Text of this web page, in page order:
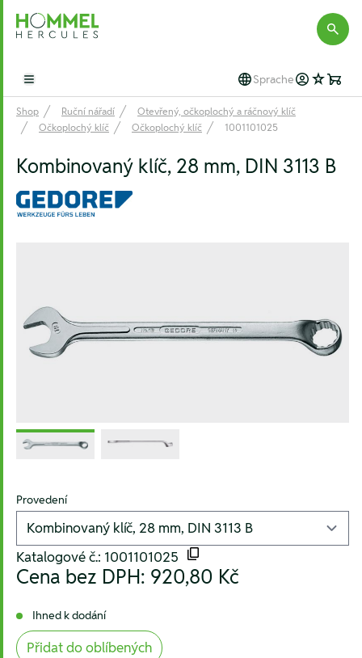
Hommel Hercules
Open main menu Sprache
Shop Ruční nářadí
Otevřený, očkoplochý a ráčnový klíč
Očkoplochý klíč
Očkoplochý klíč 1001101025
Kombinovaný klíč, 28 mm, DIN 3113 B
Provedení
Katalogové č.: 1001101025
Cena bez DPH: 920,80 Kč
Ihned k dodání
Přidat do oblíbených